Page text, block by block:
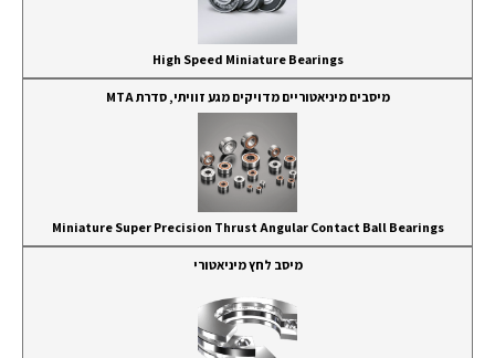
High Speed Miniature Bearings
מיסבים מיניאטוריים מדויקים מגע זוויתי, סדרת MTA
Miniature Super Precision Thrust Angular Contact Ball Bearings
מיסב לחץ מיניאטורי